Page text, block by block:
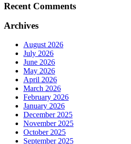
Recent Comments
Archives
August 2026
July 2026
June 2026
May 2026
April 2026
March 2026
February 2026
January 2026
December 2025
November 2025
October 2025
September 2025